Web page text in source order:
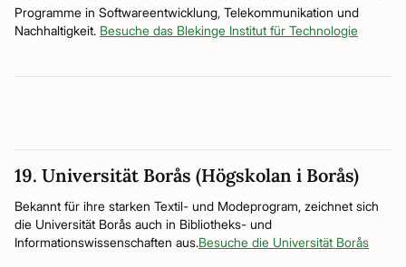
Programme in Softwareentwicklung, Telekommunikation und
Nachhaltigkeit. Besuche das Blekinge Institut für Technologie
19. Universität Borås (Högskolan i Borås)
Bekannt für ihre starken Textil- und Modeprogram, zeichnet sich
die Universität Borås auch in Bibliotheks- und
Informationswissenschaften aus.Besuche die Universität Borås